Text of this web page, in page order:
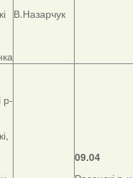
В.Назарчук
р-
09.04